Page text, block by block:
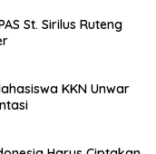
St. Sirilus Ruteng
KKN Unwar